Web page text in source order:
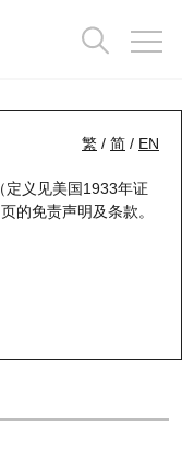
繁 / 简 / EN
定义见美国1933年证
的免责声明及条款。
数